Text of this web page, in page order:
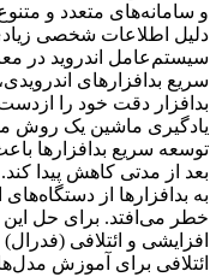
و سامانه‌های متعدد و
دلیل اطلاعات شخصی
سیستم‌عامل اندروید در
سریع بدافزار‌های
بدافزار دقت خود را
یادگیری ماشین یک روش
توسعه سریع بدافزار‌ها
بعد از مدتی کاهش پیدا
به بدافزارها از
خطر می‌افتد. برای حل این
افزایشی و ائتلافی
ائتلافی برای آموزش